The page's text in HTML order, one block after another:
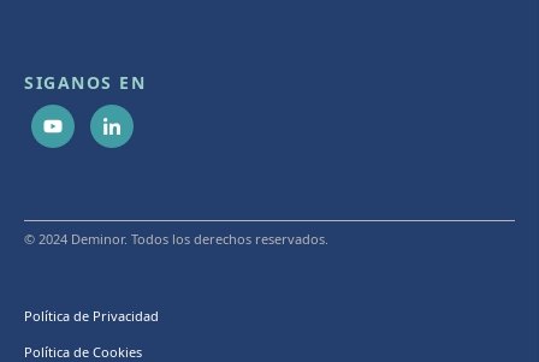
SIGANOS EN
© 2024 Deminor. Todos los derechos reservados.
Política de Privacidad
Política de Cookies